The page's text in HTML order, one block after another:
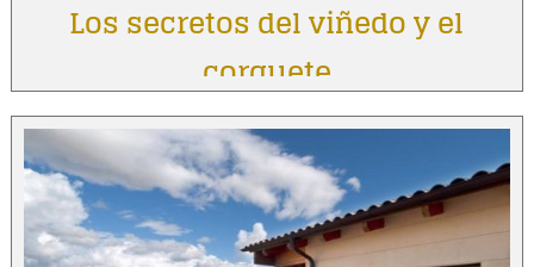
Los secretos del viñedo y el
corquete